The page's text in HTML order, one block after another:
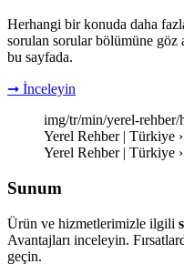
Herhangi bir konuda daha
sorulan sorular bölümüne göz
bu sayfada.
➞ İnceleyin
img/tr/min/yerel-
Yerel Rehber | Türkiye
Yerel Rehber | Türkiye
Sunum
Ürün ve hizmetlerimizle ilgili
Avantajları inceleyin.
geçin.